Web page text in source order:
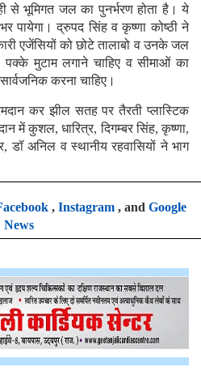
से भूमिगत जल का पुनर्भरण होता है। ये
पायेगा। द्रुपद सिंह व कृष्णा कोष्ठी ने
एजेंसियों को छोटे तालाबो व उनके जल
पक्के मुटाम लगाने चाहिए व सीमाओं का
करना चाहिए।
कर झील सतह पर तैरती प्लास्टिक
में कुशल, धारित्र, दिगम्बर सिंह, कृष्णा,
अनिल व स्थानीय रहवासियों ने भाग
, Instagram, and Google
News